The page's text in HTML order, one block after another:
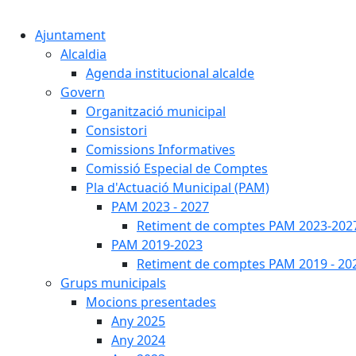
Ajuntament
Alcaldia
Agenda institucional alcalde
Govern
Organització municipal
Consistori
Comissions Informatives
Comissió Especial de Comptes
Pla d'Actuació Municipal (PAM)
PAM 2023 - 2027
Retiment de comptes PAM 2023-
PAM 2019-2023
Retiment de comptes PAM 2019 -
Grups municipals
Mocions presentades
Any 2025
Any 2024